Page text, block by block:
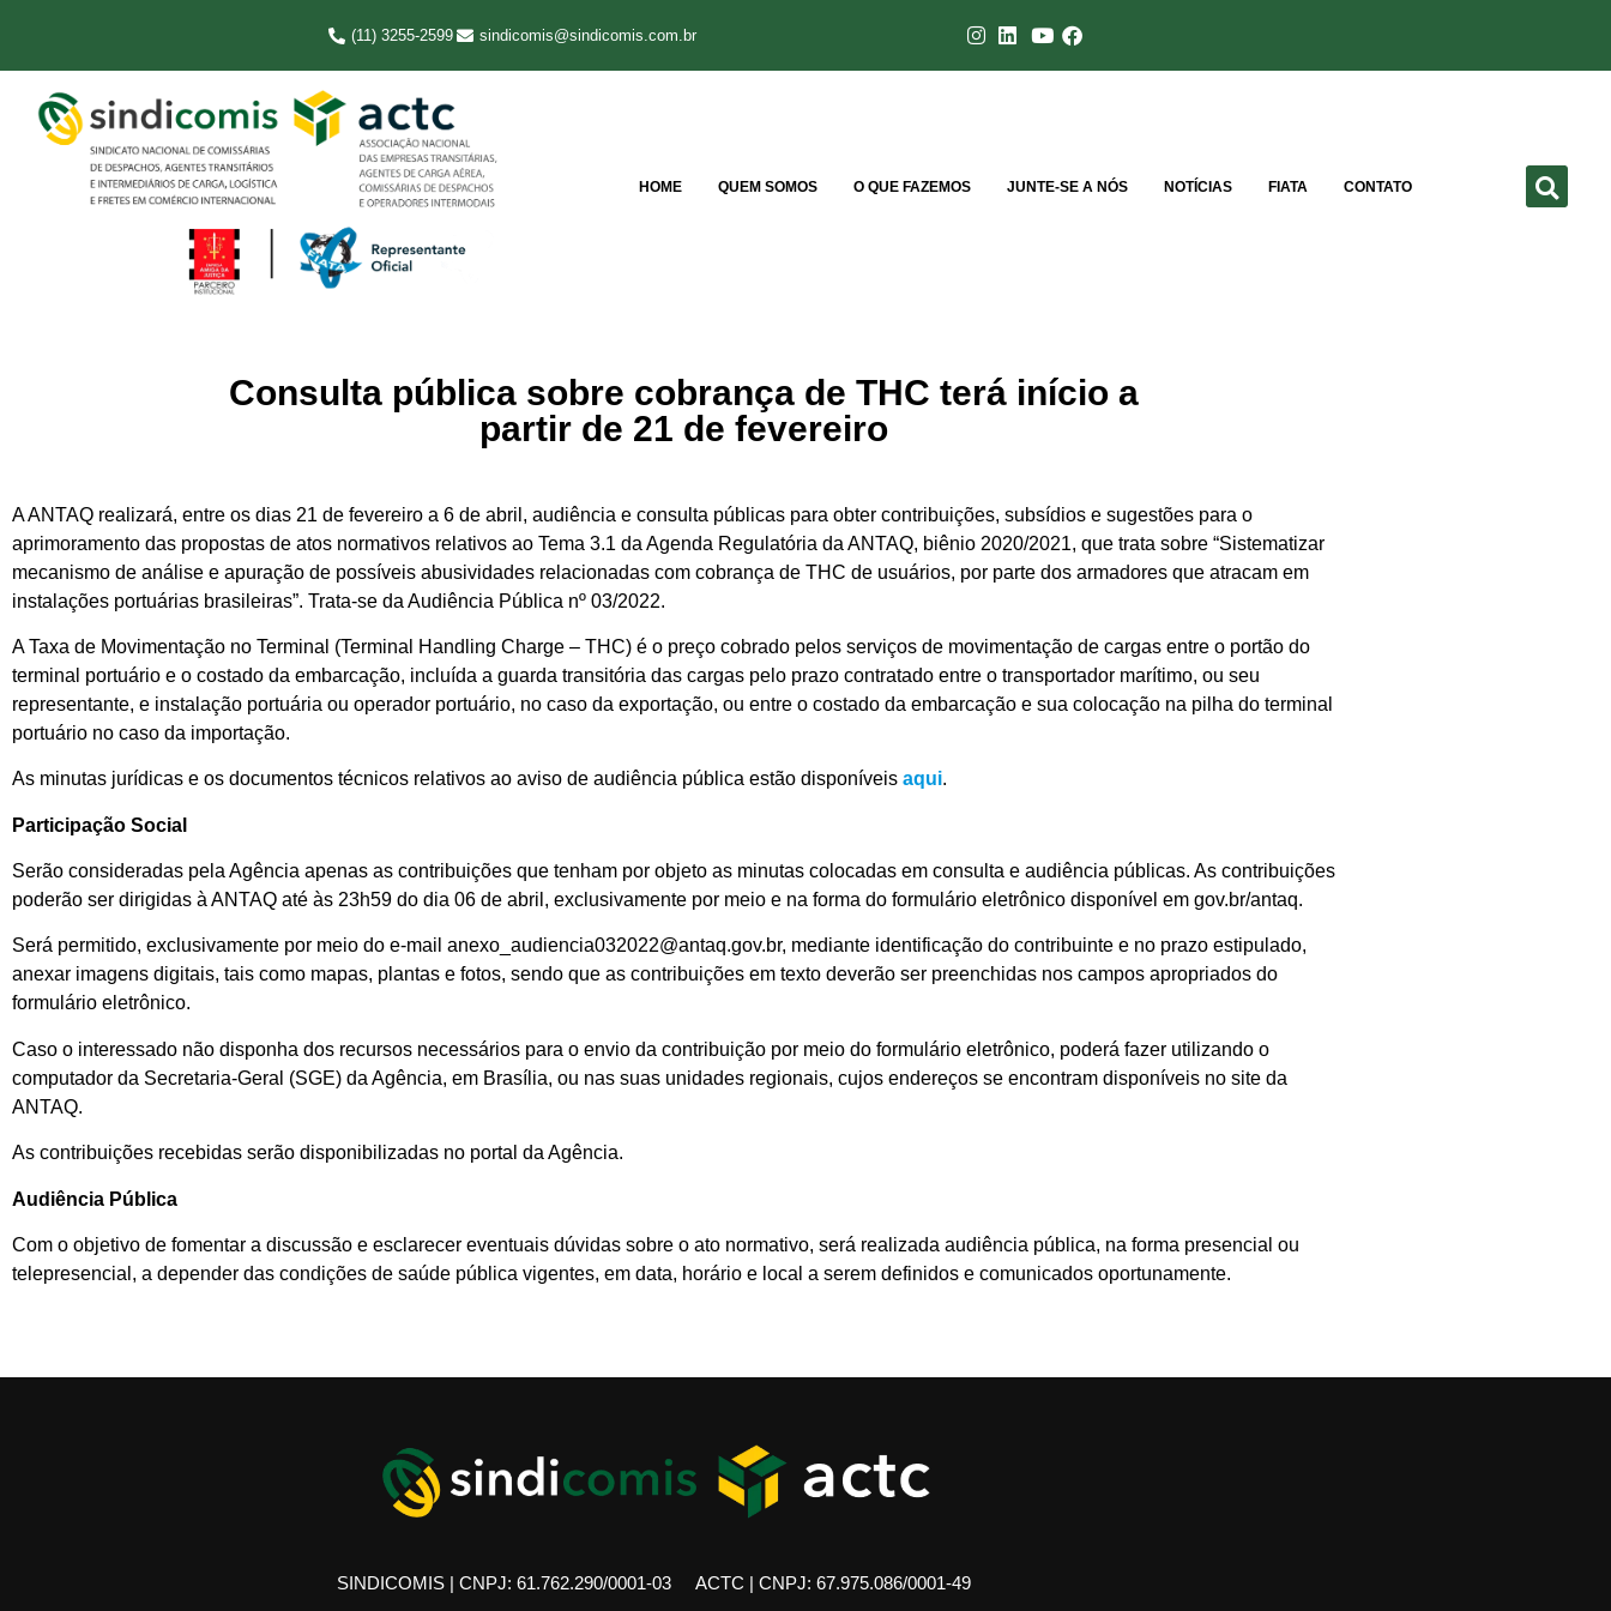
(11) 3255-2599 sindicomis@sindicomis.com.br
HOME QUEM SOMOS O QUE FAZEMOS JUNTE-SE A NÓS NOTÍCIAS FIATA CONTATO
Consulta pública sobre cobrança de THC terá início a
partir de 21 de fevereiro
A ANTAQ realizará, entre os dias 21 de fevereiro a 6 de abril, audiência e consulta públicas para obter contribuições, subsídios e sugestões para o
aprimoramento das propostas de atos normativos relativos ao Tema 3.1 da Agenda Regulatória da ANTAQ, biênio 2020/2021, que trata sobre “Sistematizar
mecanismo de análise e apuração de possíveis abusividades relacionadas com cobrança de THC de usuários, por parte dos armadores que atracam em
instalações portuárias brasileiras”. Trata-se da Audiência Pública nº 03/2022.
A Taxa de Movimentação no Terminal (Terminal Handling Charge – THC) é o preço cobrado pelos serviços de movimentação de cargas entre o portão do
terminal portuário e o costado da embarcação, incluída a guarda transitória das cargas pelo prazo contratado entre o transportador marítimo, ou seu
representante, e instalação portuária ou operador portuário, no caso da exportação, ou entre o costado da embarcação e sua colocação na pilha do terminal
portuário no caso da importação.
As minutas jurídicas e os documentos técnicos relativos ao aviso de audiência pública estão disponíveis aqui.
Participação Social
Serão consideradas pela Agência apenas as contribuições que tenham por objeto as minutas colocadas em consulta e audiência públicas. As contribuições
poderão ser dirigidas à ANTAQ até às 23h59 do dia 06 de abril, exclusivamente por meio e na forma do formulário eletrônico disponível em gov.br/antaq.
Será permitido, exclusivamente por meio do e-mail anexo_audiencia032022@antaq.gov.br, mediante identificação do contribuinte e no prazo estipulado,
anexar imagens digitais, tais como mapas, plantas e fotos, sendo que as contribuições em texto deverão ser preenchidas nos campos apropriados do
formulário eletrônico.
Caso o interessado não disponha dos recursos necessários para o envio da contribuição por meio do formulário eletrônico, poderá fazer utilizando o
computador da Secretaria-Geral (SGE) da Agência, em Brasília, ou nas suas unidades regionais, cujos endereços se encontram disponíveis no site da
ANTAQ.
As contribuições recebidas serão disponibilizadas no portal da Agência.
Audiência Pública
Com o objetivo de fomentar a discussão e esclarecer eventuais dúvidas sobre o ato normativo, será realizada audiência pública, na forma presencial ou
telepresencial, a depender das condições de saúde pública vigentes, em data, horário e local a serem definidos e comunicados oportunamente.
SINDICOMIS | CNPJ: 61.762.290/0001-03 ACTC | CNPJ: 67.975.086/0001-49